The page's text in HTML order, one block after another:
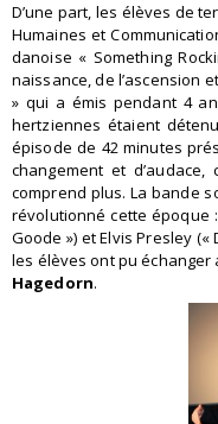
D’une part, les élèves de
Humaines et
danoise « Something
naissance, de l’ascension
» qui a émis pendant 4
hertziennes étaient
épisode de 42 minutes
changement et
comprend plus. La bande
révolutionné cette époque
Goode ») et Elvis Presley («
les élèves ont pu
Hagedorn.